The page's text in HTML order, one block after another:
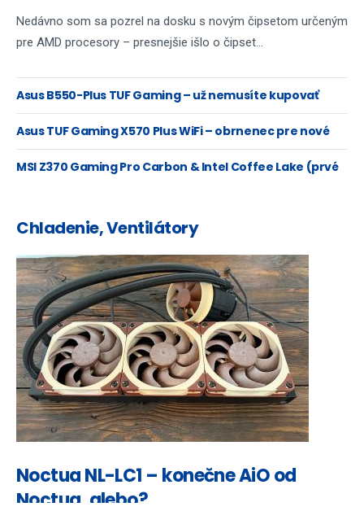
Nedávno som sa pozrel na dosku s novým čipsetom určeným
pre AMD procesory – presnejšie išlo o čipset...
Asus B550-Plus TUF Gaming – už nemusíte kupovať
highend
Asus TUF Gaming X570 Plus WiFi – obrnenec pre nové
Ryzeny
MSI Z370 Gaming Pro Carbon & Intel Coffee Lake (prvé
Chladenie, Ventilátory
Noctua NL-LC1 – konečne AiO od
Noctua, alebo?